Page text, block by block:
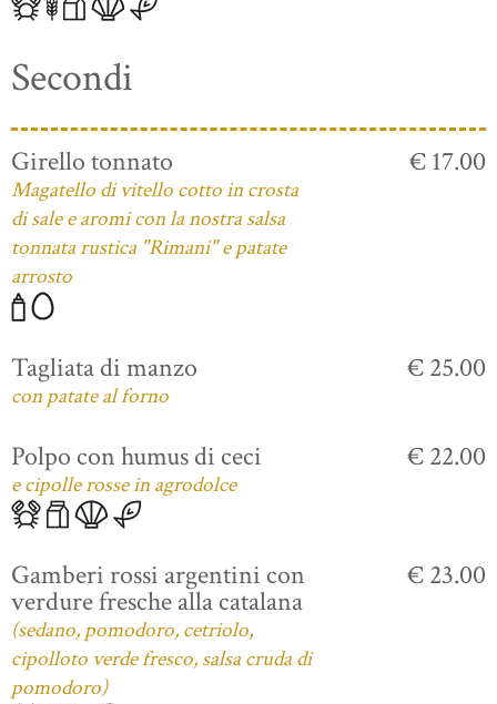
Secondi
Girello tonnato
Magatello di vitello cotto in crosta
di sale e aromi con la nostra salsa
tonnata rustica "Rimani" e patate
arrosto
€ 17.00
Tagliata di manzo
con patate al forno
€ 25.00
Polpo con humus di ceci
e cipolle rosse in agrodolce
€ 22.00
Gamberi rossi argentini con
verdure fresche alla catalana
(sedano, pomodoro, cetriolo,
cipolloto verde fresco, salsa cruda di
pomodoro)
€ 23.00